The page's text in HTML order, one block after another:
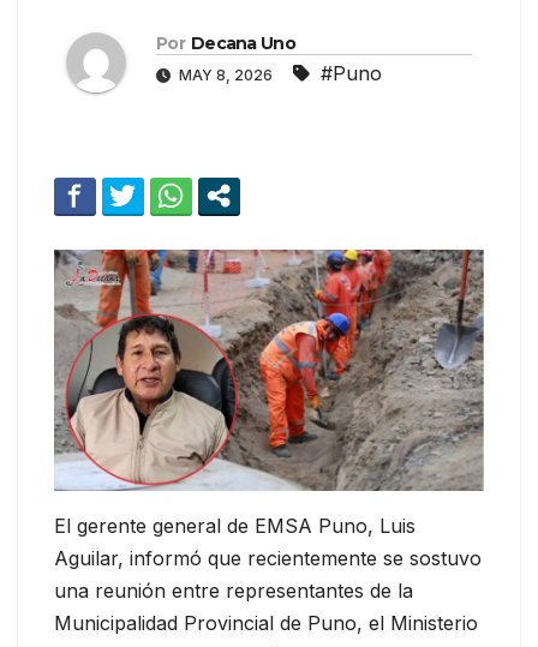
Por Decana Uno
MAY 8, 2026 #Puno
El gerente general de EMSA Puno, Luis
Aguilar, informó que recientemente se sostuvo
una reunión entre representantes de la
Municipalidad Provincial de Puno, el Ministerio